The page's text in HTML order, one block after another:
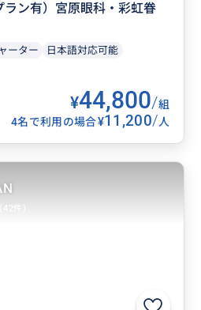
ラン有）宮原眼科・彩虹眷
ーター 日本語対応可能
¥44,800/組
4名で利用の場合¥11,200/人
(42件)